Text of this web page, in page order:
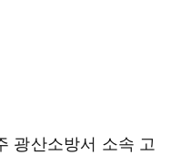
광산소방서 소속 고